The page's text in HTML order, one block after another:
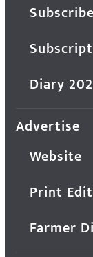
Diary
Advertise
Website
Print
Farmer